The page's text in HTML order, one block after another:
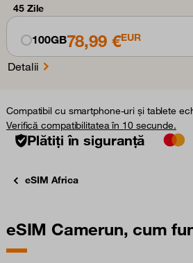
45 Zile
100GB78,99 €EUR
Detalii
Compatibil cu smartphone-uri și tablete
Verifică compatibilitatea în 10 secunde.
Plătiți în siguranță
eSIM Africa
eSIM Camerun, cum